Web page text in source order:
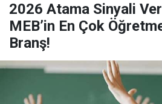
2026 Atama Sinyali
MEB’in En Çok
Branş!